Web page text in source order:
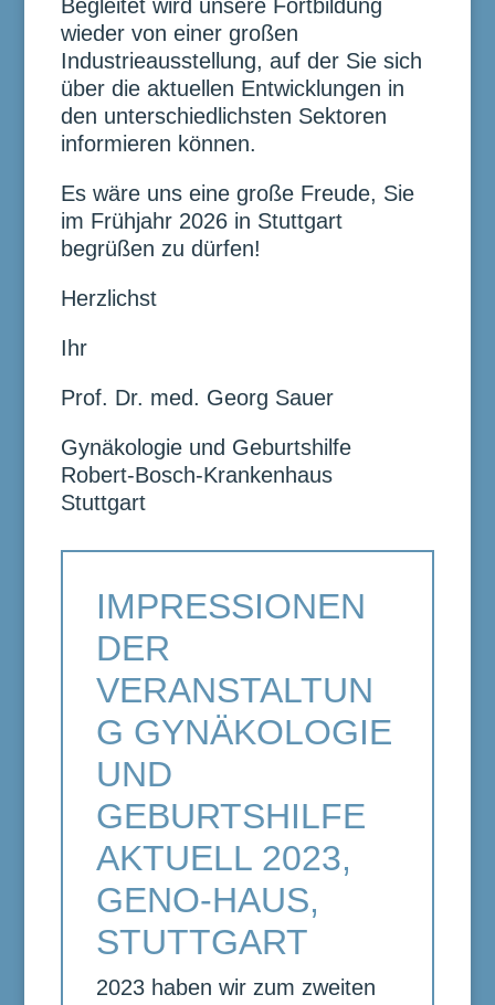
Begleitet wird unsere Fortbildung
wieder von einer großen
Industrieausstellung, auf der Sie sich
über die aktuellen Entwicklungen in
den unterschiedlichsten Sektoren
informieren können.
Es wäre uns eine große Freude, Sie
im Frühjahr 2026 in Stuttgart
begrüßen zu dürfen!
Herzlichst
Ihr
Prof. Dr. med. Georg Sauer
Gynäkologie und Geburtshilfe
Robert-Bosch-Krankenhaus
Stuttgart
IMPRESSIONEN
DER
VERANSTALTUN
G GYNÄKOLOGIE
UND
GEBURTSHILFE
AKTUELL 2023,
GENO-HAUS,
STUTTGART
2023 haben wir zum zweiten